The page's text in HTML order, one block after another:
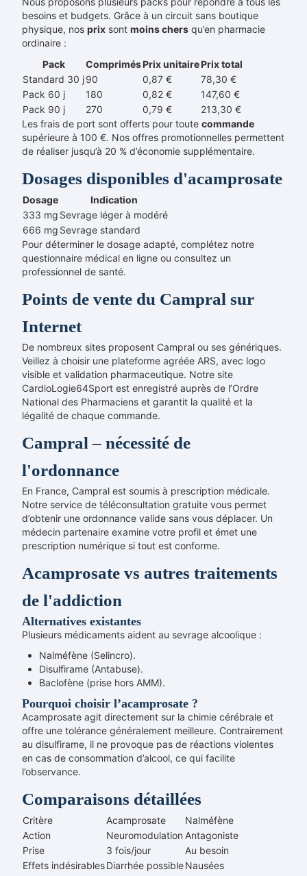
besoins et budgets. Grâce à un circuit sans boutique
physique, nos prix sont moins chers qu’en pharmacie
ordinaire :
Pack
ComprimésPrix unitairePrix total
Standard 30 j90 0,87 €
78,30 €
Pack 60 j
180 0,82 €
147,60 €
Pack 90 j
270 0,79 €
213,30 €
Les frais de port sont offerts pour toute commande
supérieure à 100 €. Nos offres promotionnelles permettent
de réaliser jusqu’à 20 % d’économie supplémentaire.
Dosages disponibles d'acamprosate
Dosage
Indication
333 mg Sevrage léger à modéré
666 mg Sevrage standard
Pour déterminer le dosage adapté, complétez notre
questionnaire médical en ligne ou consultez un
professionnel de santé.
Points de vente du Campral sur
Internet
De nombreux sites proposent Campral ou ses génériques.
Veillez à choisir une plateforme agréée ARS, avec logo
visible et validation pharmaceutique. Notre site
CardioLogie64Sport est enregistré auprès de l’Ordre
National des Pharmaciens et garantit la qualité et la
légalité de chaque commande.
Campral – nécessité de
l'ordonnance
En France, Campral est soumis à prescription médicale.
Notre service de téléconsultation gratuite vous permet
d’obtenir une ordonnance valide sans vous déplacer. Un
médecin partenaire examine votre profil et émet une
prescription numérique si tout est conforme.
Acamprosate vs autres traitements
de l'addiction
Alternatives existantes
Plusieurs médicaments aident au sevrage alcoolique :
Nalméfène (Selincro).
Disulfirame (Antabuse).
Baclofène (prise hors AMM).
Pourquoi choisir l’acamprosate ?
Acamprosate agit directement sur la chimie cérébrale et
offre une tolérance généralement meilleure. Contrairement
au disulfirame, il ne provoque pas de réactions violentes
en cas de consommation d’alcool, ce qui facilite
l’observance.
Comparaisons détaillées
Critère Acamprosate
Nalméfène
Action
Neuromodulation Antagoniste
Prise
3 fois/jour
Au besoin
Effets indésirablesDiarrhée possibleNausées